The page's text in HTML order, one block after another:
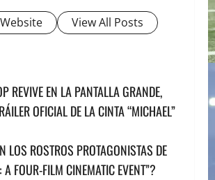
View All Posts
REVIVE EN LA PANTALLA GRANDE,
OFICIAL DE LA CINTA “MICHAEL”
LOS ROSTROS PROTAGONISTAS DE
A FOUR-FILM CINEMATIC EVENT”?